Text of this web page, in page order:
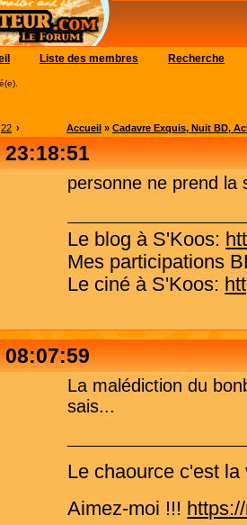
Liste des membres Recherche
22 › Accueil » Cadavre Exquis, Nuit BD,
23:18:51
personne ne prend la
Le blog à S'Koos:
Mes participations
Le ciné à S'Koos:
08:07:59
La malédiction du
sais...
Le chaource c'est la
Aimez-moi !!!